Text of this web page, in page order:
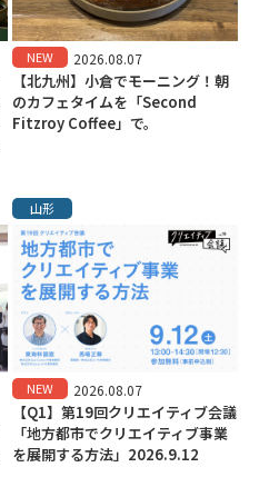
NEW 2026.08.07
【北九州】小倉でモーニング！朝
のカフェタイムを「Second
Fitzroy Coffee」で。
山形
NEW 2026.08.07
【Q1】第19回クリエイティブ会議
「地方都市でクリエイティブ事業
を展開する方法」2026.9.12